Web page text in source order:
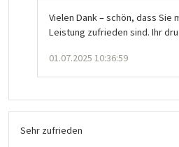
Vielen Dank – schön, dass Sie
Leistung zufrieden sind. Ihr
01.07.2025 10:36:59
Sehr zufrieden